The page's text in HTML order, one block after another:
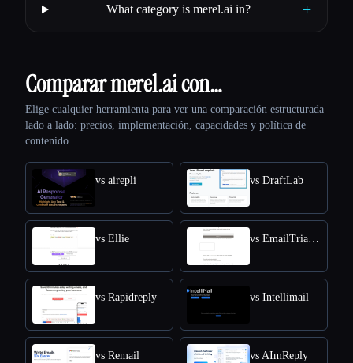
What category is merel.ai in? +
Comparar merel.ai con…
Elige cualquier herramienta para ver una comparación estructurada
lado a lado: precios, implementación, capacidades y política de
contenido.
vs airepli vs DraftLab
vs Ellie vs EmailTriager
vs Rapidreply vs Intellimail
vs Remail vs AImReply